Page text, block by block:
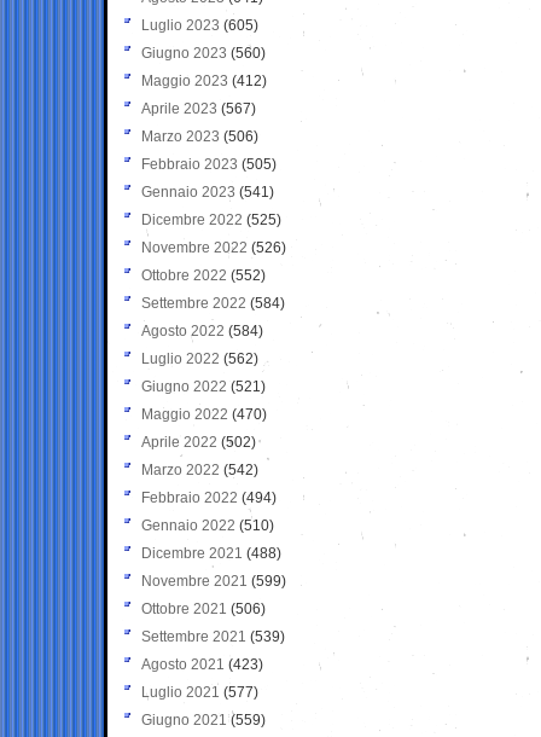
Luglio 2023 (605)
Giugno 2023 (560)
Maggio 2023 (412)
Aprile 2023 (567)
Marzo 2023 (506)
Febbraio 2023 (505)
Gennaio 2023 (541)
Dicembre 2022 (525)
Novembre 2022 (526)
Ottobre 2022 (552)
Settembre 2022 (584)
Agosto 2022 (584)
Luglio 2022 (562)
Giugno 2022 (521)
Maggio 2022 (470)
Aprile 2022 (502)
Marzo 2022 (542)
Febbraio 2022 (494)
Gennaio 2022 (510)
Dicembre 2021 (488)
Novembre 2021 (599)
Ottobre 2021 (506)
Settembre 2021 (539)
Agosto 2021 (423)
Luglio 2021 (577)
Giugno 2021(559)